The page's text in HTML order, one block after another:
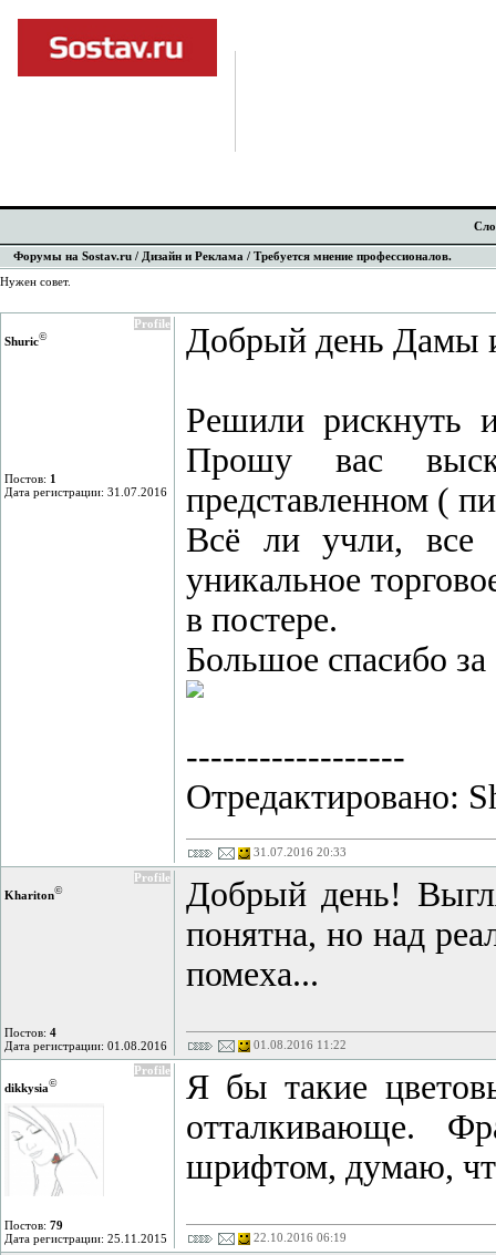
Форумы на Sostav.ru / Дизайн и Реклама / Требуется мнение профессионалов.
Нужен совет.
Profile
Shuric©
Постов: 1
Дата регистрации: 31.07.2016
Добрый день Дамы
Решили рискнуть
Прошу вас
представленном (
Всё ли учли, все
уникальное
в постере.
Большое спасибо
------------------
Отредактировано:
31.07.2016 20:33
Profile
Khariton©
Постов: 4
Дата регистрации: 01.08.2016
Добрый день!
понятна, но над
помеха...
01.08.2016 11:22
Profile
dikkysia©
Постов: 79
Дата регистрации: 25.11.2015
Я бы такие
отталкивающе.
шрифтом, думаю,
22.10.2016 06:19